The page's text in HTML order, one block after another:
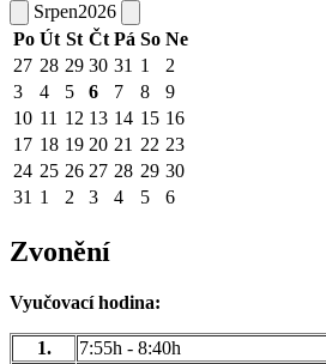
Srpen2026
Po Út St Čt Pá So Ne
27 28 29 30 31 1
2
3
4 5 6 7 8
9
10 11 12 13 14 15 16
17 18 19 20 21 22 23
24 25 26 27 28 29 30
31 1 2 3 4 5 6
Zvonění
Vyučovací hodina:
1.
7:55h - 8:40h